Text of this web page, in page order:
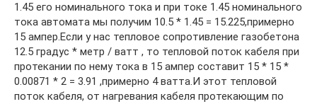
1.45 его номинального тока и при токе 1.45 номинального
тока автомата мы получим 10.5 * 1.45 = 15.225,примерно
15 ампер.Если у нас тепловое сопротивление газобетона
12.5 градус * метр / ватт , то тепловой поток кабеля при
протекании по нему тока в 15 ампер составит 15 * 15 *
0.00871 * 2 = 3.91 ,примерно 4 ватта.И этот тепловой
поток кабеля, от нагревания кабеля протекающим по